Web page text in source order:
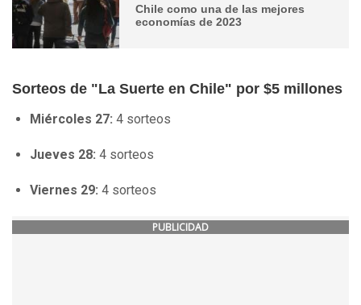
Chile como una de las mejores
economías de 2023
Sorteos de "La Suerte en Chile" por $5 millones
Miércoles 27: 4 sorteos
Jueves 28: 4 sorteos
Viernes 29: 4 sorteos
PUBLICIDAD